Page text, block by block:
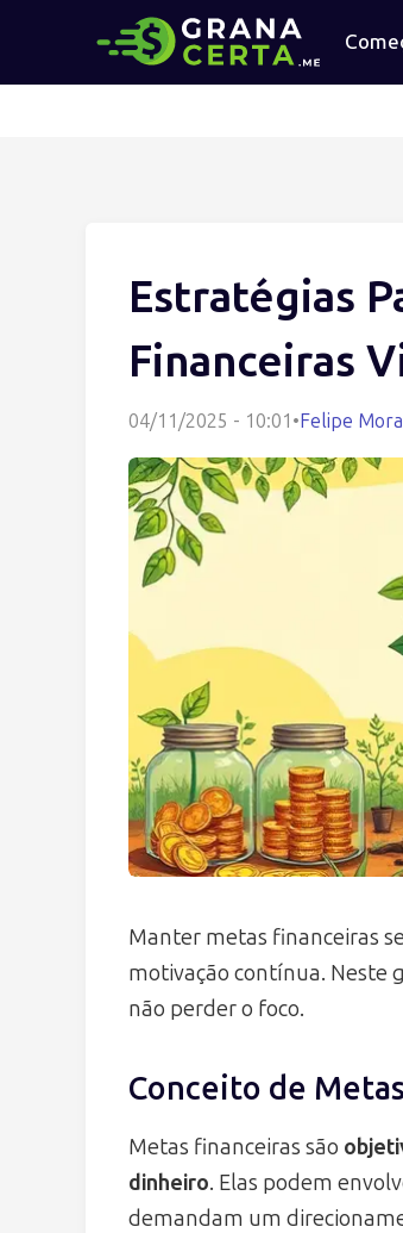
Estratégias
Financeiras
04/11/2025 - 10:01 •Felipe
Manter metas financeiras
motivação contínua. Neste
não perder o foco.
Conceito de
Metas financeiras são
dinheiro. Elas podem
demandam um